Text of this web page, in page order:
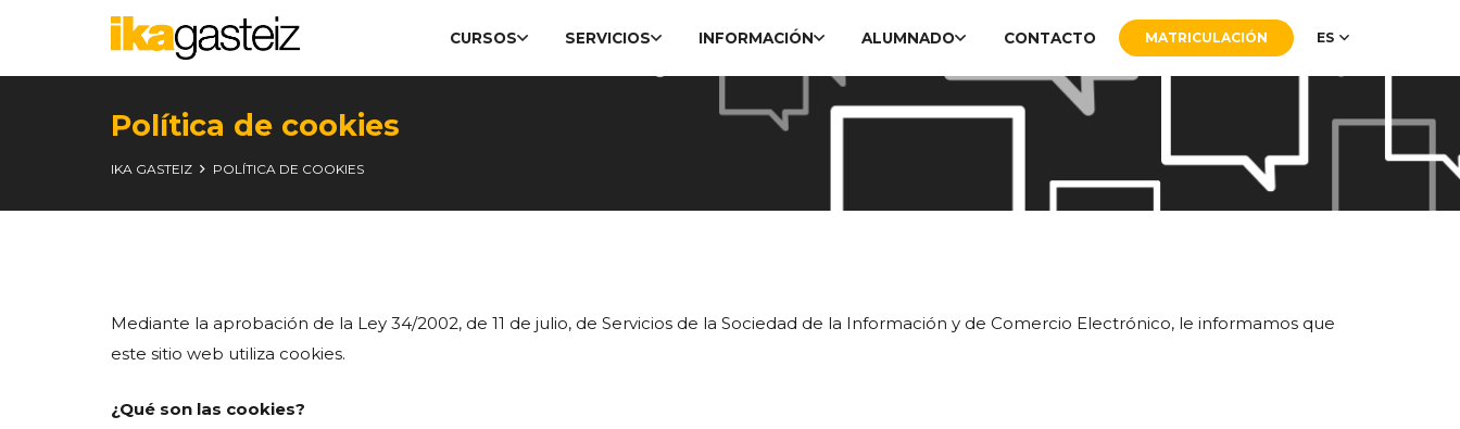
CURSOS SERVICIOS INFORMACIÓN ALUMNADO CONTACTO MATRICULACIÓN ES
Política de cookies
IKA GASTEIZ POLÍTICA DE COOKIES
Mediante la aprobación de la Ley 34/2002, de 11 de julio, de Servicios de la Sociedad de la Información y de Comercio Electrónico, le informamos que
este sitio web utiliza cookies.
¿Qué son las cookies?